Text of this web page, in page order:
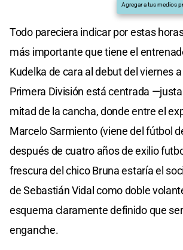
Agregar a tus medios
Todo pareciera indicar por estas
más importante que tiene el
Kudelka de cara al debut del viernes
Primera División está centrada
mitad de la cancha, donde entre el
Marcelo Sarmiento (viene del fútbol
después de cuatro años de exilio
frescura del chico Bruna estaría el
de Sebastián Vidal como doble
esquema claramente definido que
enganche.